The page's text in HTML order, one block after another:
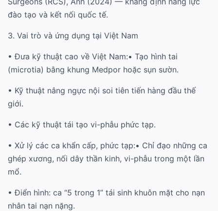
đào tạo và kết nối quốc tế.
3. Vai trò và ứng dụng tại Việt Nam
• Đưa kỹ thuật cao về Việt Nam:• Tạo hình tai
(microtia) bằng khung Medpor hoặc sụn sườn.
• Kỹ thuật nâng ngực nội soi tiên tiến hàng đầu thế
giới.
• Các kỹ thuật tái tạo vi-phẫu phức tạp.
• Xử lý các ca khẩn cấp, phức tạp:• Chỉ đạo những ca
ghép xương, nối dây thần kinh, vi-phẫu trong một lần
mổ.
• Điển hình: ca “5 trong 1” tái sinh khuôn mặt cho nạn
nhân tai nạn nặng.